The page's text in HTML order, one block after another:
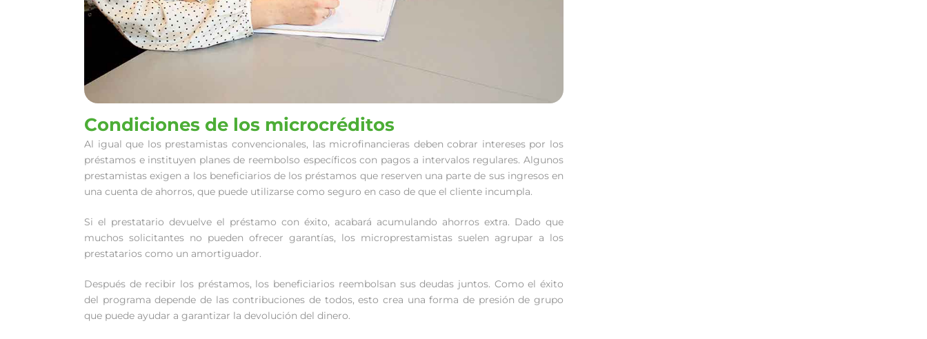
Condiciones de los microcréditos
Al igual que los prestamistas convencionales, las microfinancieras deben cobrar intereses por los
préstamos e instituyen planes de reembolso específicos con pagos a intervalos regulares. Algunos
prestamistas exigen a los beneficiarios de los préstamos que reserven una parte de sus ingresos en
una cuenta de ahorros, que puede utilizarse como seguro en caso de que el cliente incumpla.
Si el prestatario devuelve el préstamo con éxito, acabará acumulando ahorros extra. Dado que
muchos solicitantes no pueden ofrecer garantías, los microprestamistas suelen agrupar a los
prestatarios como un amortiguador.
Después de recibir los préstamos, los beneficiarios reembolsan sus deudas juntos. Como el éxito
del programa depende de las contribuciones de todos, esto crea una forma de presión de grupo
que puede ayudar a garantizar la devolución del dinero.